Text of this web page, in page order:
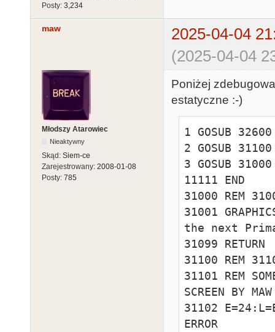
Posty: 3,234
maw
2025-04-04
(2025-04-04
Młodszy Atarowiec
Nieaktywny
Skąd: Siem-ce
Zarejestrowany: 2008-01-08
Posty: 785
Poniżej
estatyczne :-)
1 GOSUB 32600
2 GOSUB 31100
3 GOSUB 31000
11111 END
31000 REM
31001
the next
31099 RETURN
31100 REM
31101 REM
SCREEN BY MAW
31102
ERROR